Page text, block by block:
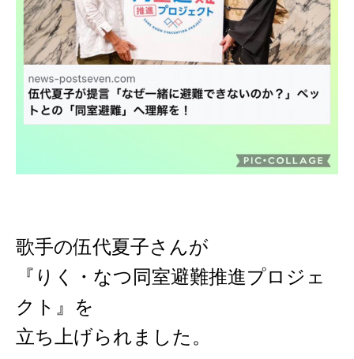
歌手の伍代夏子さんが
『りく・なつ同室避難推進プロジェ
クト』を
立ち上げられました。